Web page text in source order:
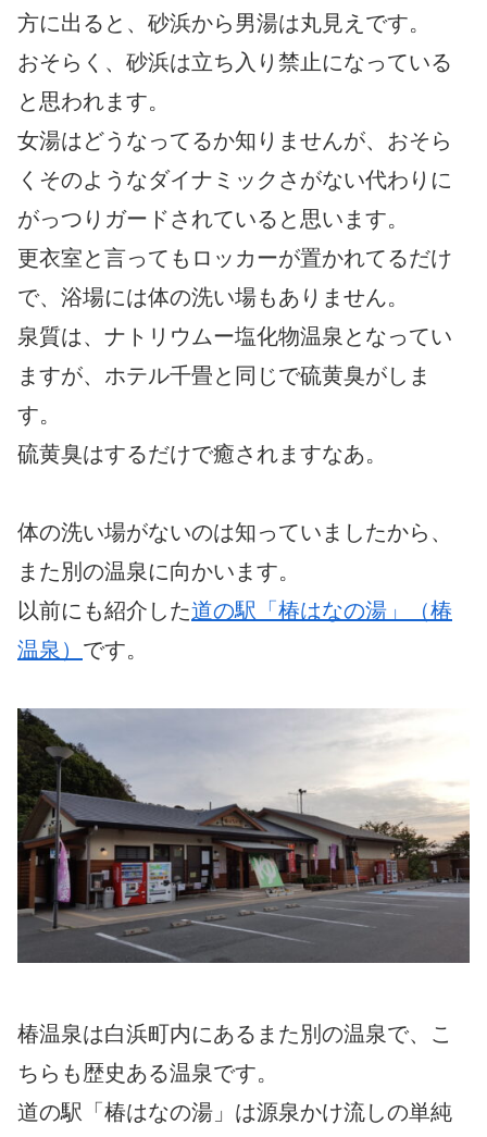
方に出ると、砂浜から男湯は丸見えです。
おそらく、砂浜は立ち入り禁止になっている
と思われます。
女湯はどうなってるか知りませんが、おそら
くそのようなダイナミックさがない代わりに
がっつりガードされていると思います。
更衣室と言ってもロッカーが置かれてるだけ
で、浴場には体の洗い場もありません。
泉質は、ナトリウムー塩化物温泉となってい
ますが、ホテル千畳と同じで硫黄臭がしま
す。
硫黄臭はするだけで癒されますなあ。
体の洗い場がないのは知っていましたから、
また別の温泉に向かいます。
以前にも紹介した道の駅「椿はなの湯」（椿
温泉） です。
椿温泉は白浜町内にあるまた別の温泉で、こ
ちらも歴史ある温泉です。
道の駅「椿はなの湯」は源泉かけ流しの単純